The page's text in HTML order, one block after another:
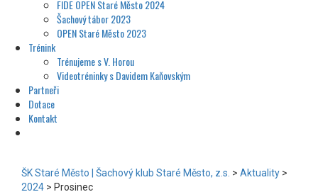
FIDE OPEN Staré Město 2024
Šachový tábor 2023
OPEN Staré Město 2023
Trénink
Trénujeme s V. Horou
Videotréninky s Davidem Kaňovským
Partneři
Dotace
Kontakt
ŠK Staré Město | Šachový klub Staré Město, z.s. > Aktuality >
2024 > Prosinec